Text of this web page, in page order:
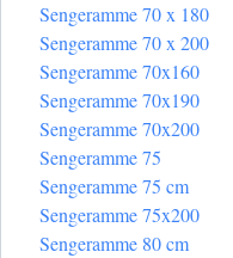
Sengeramme 70 x 180
Sengeramme 70 x 200
Sengeramme 70x160
Sengeramme 70x190
Sengeramme 70x200
Sengeramme 75
Sengeramme 75 cm
Sengeramme 75x200
Sengeramme 80 cm